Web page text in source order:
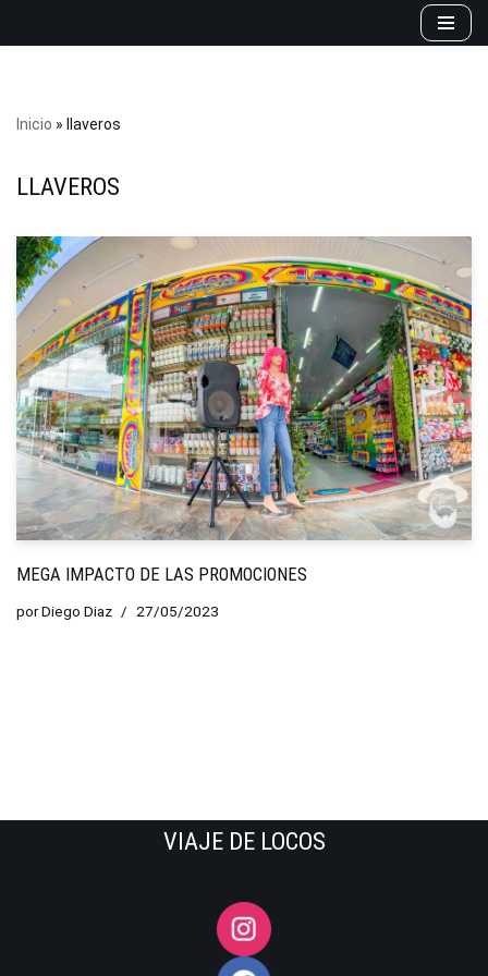
Inicio » llaveros
LLAVEROS
MEGA IMPACTO DE LAS PROMOCIONES
porDiego Diaz 27/05/2023
VIAJE DE LOCOS